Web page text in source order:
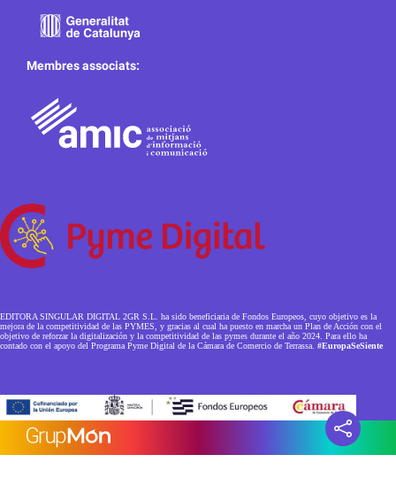
Membres associats:
EDITORA SINGULAR DIGITAL 2GR S.L. ha sido beneficiaria de Fondos Europeos, cuyo objetivo es la
mejora de la competitividad de las PYMES, y gracias al cual ha puesto en marcha un Plan de Acción con el
objetivo de reforzar la digitalización y la competitividad de las pymes durante el año 2024. Para ello ha
contado con el apoyo del Programa Pyme Digital de la Cámara de Comercio de Terrassa. #EuropaSeSiente